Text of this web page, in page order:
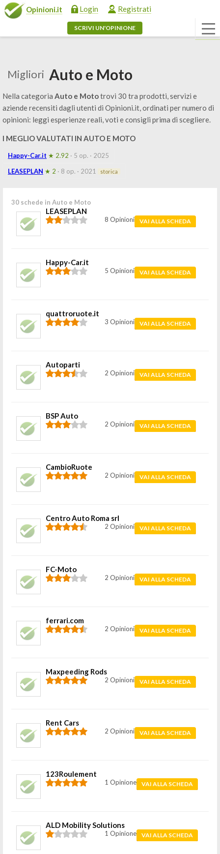
Opinioni.it Login Registrati
SCRIVI UN'OPINIONE
Migliori Auto e Moto
Nella categoria Auto e Mototrovi 30 tra prodotti, servizi e
aziende recensiti dagli utenti di Opinioni.it, ordinati per numero di
opinioni: leggi esperienze reali, voti e consigli prima di scegliere.
I MEGLIO VALUTATI IN AUTO E MOTO
Happy-Car.it ★ 2.92 · 5 op. · 2025
LEASEPLAN ★ 2 · 8 op. · 2021 storica
30 schede in Auto e Moto
LEASEPLAN
8 Opinioni VAI ALLA SCHEDA
Happy-Car.it
5 Opinioni VAI ALLA SCHEDA
quattroruote.it
3 Opinioni VAI ALLA SCHEDA
Autoparti
2 Opinioni VAI ALLA SCHEDA
BSP Auto
2 Opinioni VAI ALLA SCHEDA
CambioRuote
2 Opinioni VAI ALLA SCHEDA
Centro Auto Roma srl
2 Opinioni VAI ALLA SCHEDA
FC-Moto
2 Opinioni VAI ALLA SCHEDA
ferrari.com
2 Opinioni VAI ALLA SCHEDA
Maxpeeding Rods
2 Opinioni VAI ALLA SCHEDA
Rent Cars
2 Opinioni VAI ALLA SCHEDA
123Roulement
1 Opinione VAI ALLA SCHEDA
ALD Mobility Solutions
1 Opinione VAI ALLA SCHEDA